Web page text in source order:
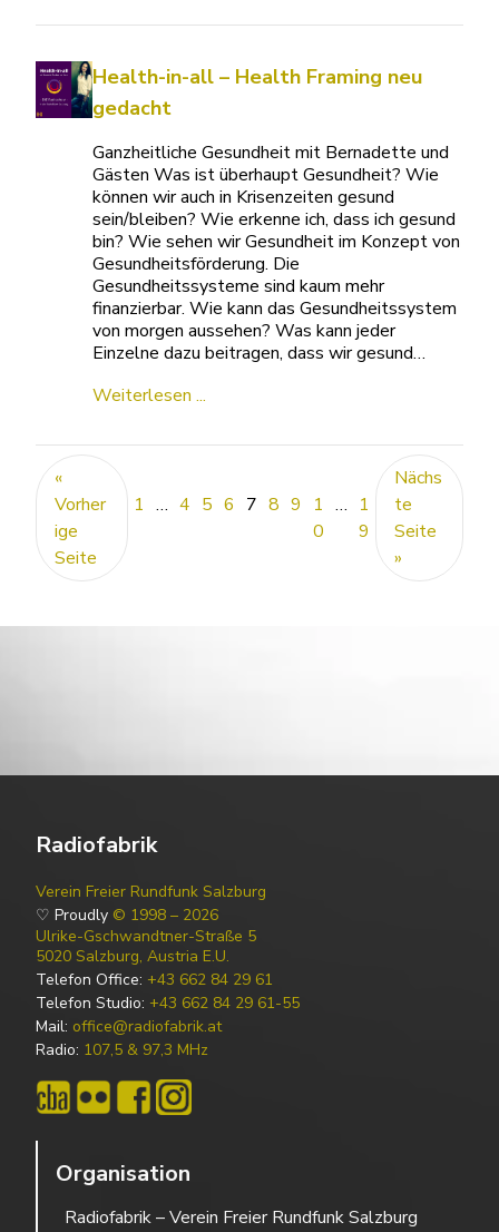
Health-in-all – Health Framing neu
gedacht
Ganzheitliche Gesundheit mit Bernadette und
Gästen Was ist überhaupt Gesundheit? Wie
können wir auch in Krisenzeiten gesund
sein/bleiben? Wie erkenne ich, dass ich gesund
bin? Wie sehen wir Gesundheit im Konzept von
Gesundheitsförderung. Die
Gesundheitssysteme sind kaum mehr
finanzierbar. Wie kann das Gesundheitssystem
von morgen aussehen? Was kann jeder
Einzelne dazu beitragen, dass wir gesund…
Weiterlesen ...
«
Vorher
ige
Seite
1 … 4 5 6 7 8 9
1
0
… 1
9
Nächs
te
Seite
»
Radiofabrik
Verein Freier Rundfunk Salzburg
♡ Proudly © 1998 – 2026
Ulrike-Gschwandtner-Straße 5
5020 Salzburg, Austria E.U.
Telefon Office: +43 662 84 29 61
Telefon Studio: +43 662 84 29 61-55
Mail: office@radiofabrik.at
Radio: 107,5 & 97,3 MHz
Organisation
Radiofabrik – Verein Freier Rundfunk Salzburg